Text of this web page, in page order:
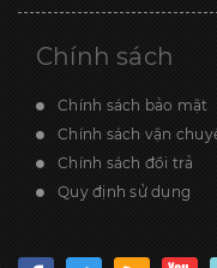
Chính sách
Chính sách bảo mật
Chính sách vận
Chính sách đổi trả
Quy định sử dụng